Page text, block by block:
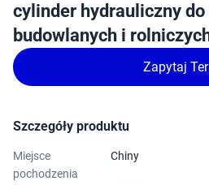
cylinder hydrauliczny
budowlanych i
Zapytaj
Szczegóły produktu
Miejsce
pochodzenia
Chiny